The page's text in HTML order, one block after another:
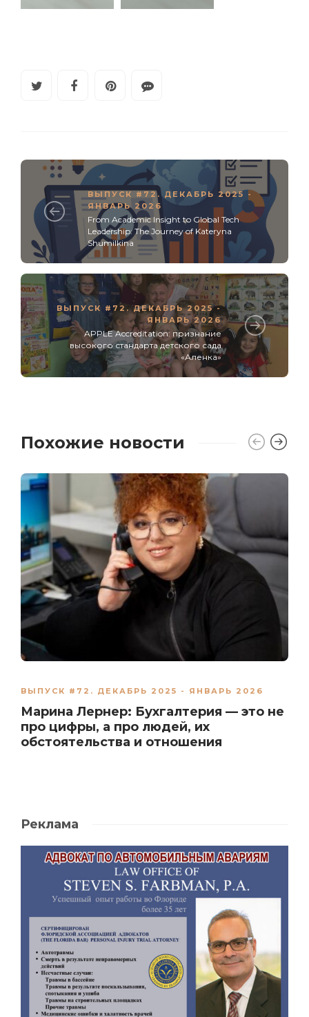
ВЫПУСК #72. ДЕКАБРЬ 2025 -
ЯНВАРЬ 2026
From Academic Insight to Global Tech
Leadership: The Journey of Kateryna
Shumilkina
ВЫПУСК #72. ДЕКАБРЬ 2025 -
ЯНВАРЬ 2026
APPLE Accreditation: признание
высокого стандарта детского сада
«Аленка»
Похожие новости
ВЫПУСК #72. ДЕКАБРЬ 2025 - ЯНВАРЬ 2026
Марина Лернер: Бухгалтерия — это не
про цифры, а про людей, их
обстоятельства и отношения
Реклама